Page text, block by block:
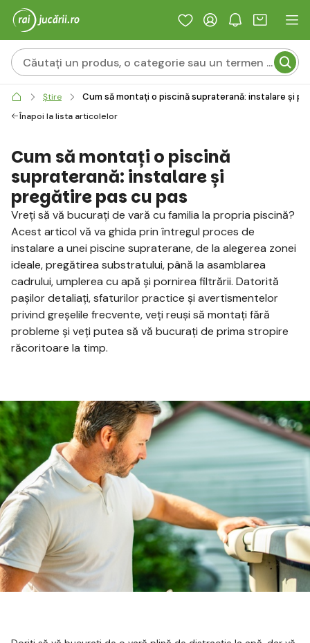
Știre Cum să montați o piscină supraterană: instalare și
Înapoi la lista articolelor
Cum să montați o piscină
supraterană: instalare și
pregătire pas cu pas
Vreți să vă bucurați de vară cu familia la propria piscină?
Acest articol vă va ghida prin întregul proces de
instalare a unei piscine supraterane, de la alegerea zonei
ideale, pregătirea substratului, până la asamblarea
cadrului, umplerea cu apă și pornirea filtrării. Datorită
pașilor detaliați, sfaturilor practice și avertismentelor
privind greșelile frecvente, veți reuși să montați fără
probleme și veți putea să vă bucurați de prima stropire
răcoritoare la timp.